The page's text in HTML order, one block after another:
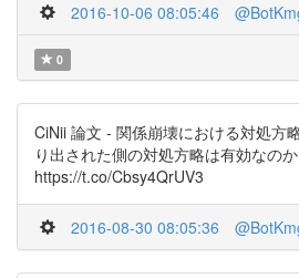
2016-10-06 08:05:46
0
CiNii 論文 - 関係崩壊における対処方
り出された側の対処方略は有効なの
https://t.co/Cbsy4QrUV3
2016-08-30 08:05:36